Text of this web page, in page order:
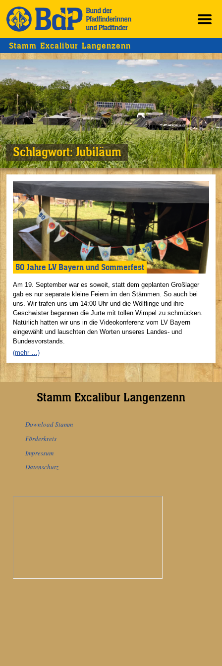
Stamm Excalibur Langenzenn
Schlagwort:Jubiläum
50 Jahre LV Bayern und Sommerfest
Am 19. September war es soweit, statt dem geplanten Großlager
gab es nur separate kleine Feiern im den Stämmen. So auch bei
uns. Wir trafen uns um 14:00 Uhr und die Wölflinge und ihre
Geschwister begannen die Jurte mit tollen Wimpel zu schmücken.
Natürlich hatten wir uns in die Videokonferenz vom LV Bayern
eingewählt und lauschten den Worten unseres Landes- und
Bundesvorstands.
(mehr …)
Stamm Excalibur Langenzenn
Download Stamm
Förderkreis
Impressum
Datenschutz